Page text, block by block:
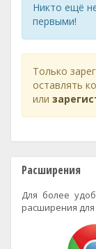
Никто ещё
первыми!
Только
оставлять
или
Расширения
Для более
расширения